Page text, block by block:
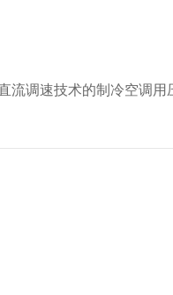
流调速技术的制冷空调用